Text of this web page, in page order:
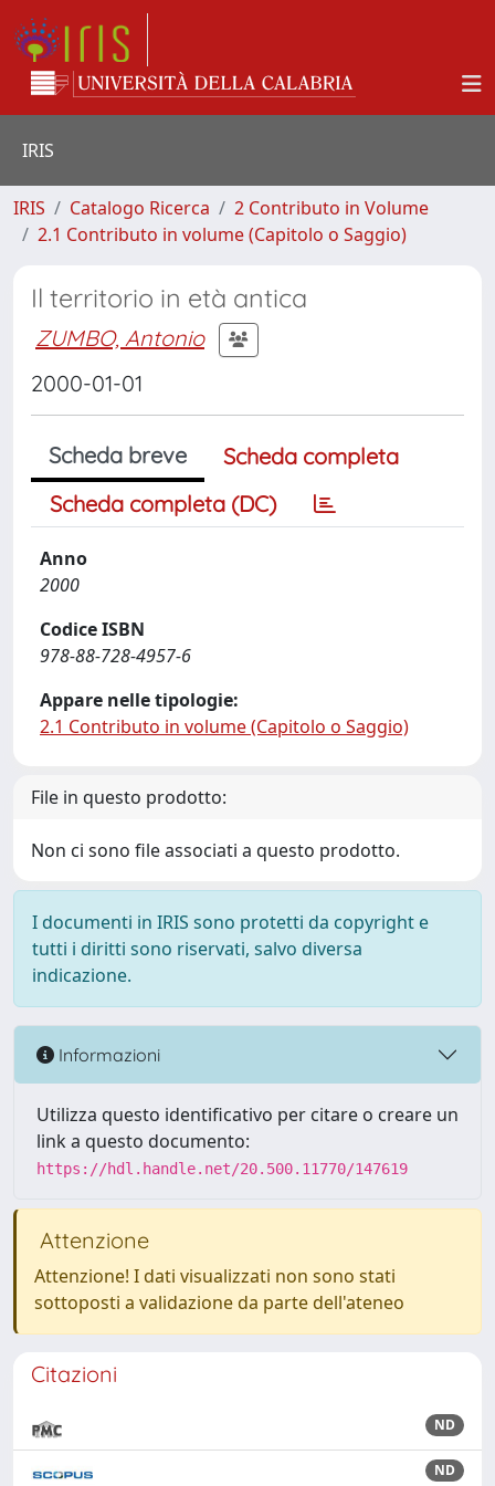
IRIS
IRIS Catalogo Ricerca
2 Contributo in Volume
2.1 Contributo in volume (Capitolo o Saggio)
Il territorio in età antica
ZUMBO, Antonio
2000-01-01
Scheda breve
Scheda completa
Scheda completa (DC)
Anno
2000
Codice ISBN
978-88-728-4957-6
Appare nelle tipologie:
2.1 Contributo in volume (Capitolo o Saggio)
File in questo prodotto:
Non ci sono file associati a questo prodotto.
I documenti in IRIS sono protetti da copyright e
tutti i diritti sono riservati, salvo diversa
indicazione.
Informazioni
Utilizza questo identificativo per citare o creare un
link a questo documento:
https://hdl.handle.net/20.500.11770/147619
Attenzione
Attenzione! I dati visualizzati non sono stati
sottoposti a validazione da parte dell'ateneo
Citazioni
ND
ND